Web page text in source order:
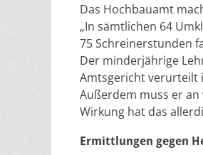
Das Hochbauamt
„In sämtlichen 64
75 Schreinerstunden
Der minderjährige
Amtsgericht verurteilt
Außerdem muss er
Wirkung hat das
Ermittlungen gegen